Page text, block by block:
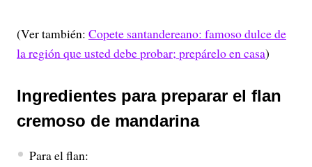
(Ver también: Copete santandereano: famoso dulce de
la región que usted debe probar; prepárelo en casa)
Ingredientes para preparar el flan
cremoso de mandarina
Para el flan: